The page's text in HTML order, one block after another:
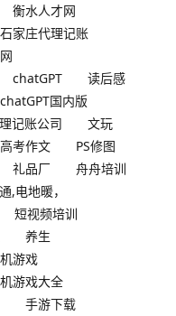
衡水人才网
石家庄代理记账
chatGPT
读后感
chatGPT国内版
记账公司
文玩
高考作文
PS修图
礼品厂
舟舟培训
,电地暖，
短视频培训
养生
游戏
游戏大全
手游下载